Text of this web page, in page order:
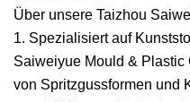
Über unsere Taizhou
1. Spezialisiert auf
Saiweiyue Mould & Plastic
von Spritzgussformen und